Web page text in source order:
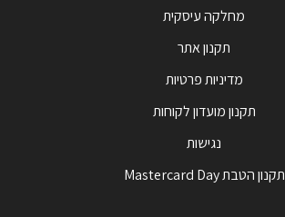
מחלקה עיסקית
תקנון אתר
מדיניות פרטיות
תקנון מועדון לקוחות
נגישות
תקנון הטבת Mastercard Day